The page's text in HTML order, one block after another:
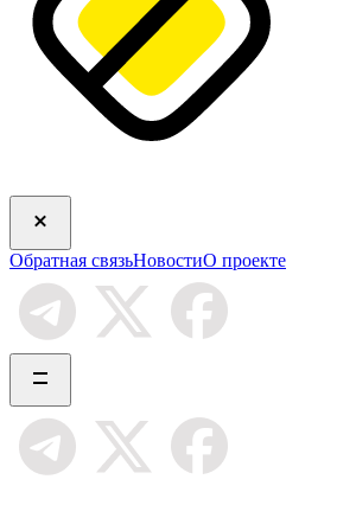
Обратная связьНовостиО проекте